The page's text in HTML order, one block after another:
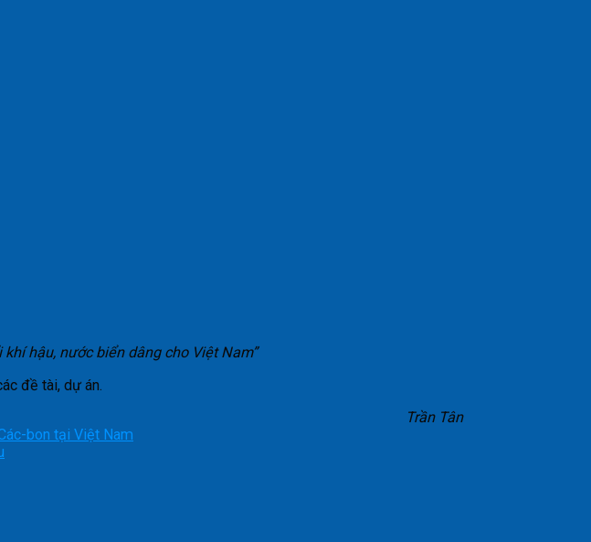
hậu, nước biển dâng cho Việt Nam”
đề tài, dự án.
Trần Tân
bon tại Việt Nam